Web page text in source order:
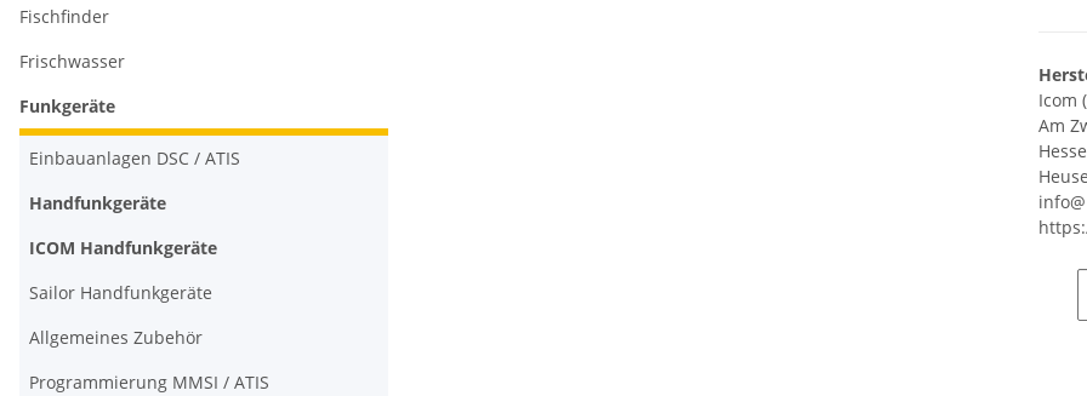
Icom
Am
Fischfinder
Frischwasser
Funkgeräte
Einbauanlagen DSC / ATIS
Handfunkgeräte
ICOM Handfunkgeräte
Sailor Handfunkgeräte
Allgemeines Zubehör
Programmierung MMSI / ATIS